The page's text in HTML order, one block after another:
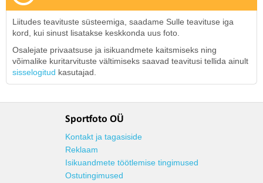
Liitudes teavituste süsteemiga, saadame Sulle teavituse iga
kord, kui sinust lisatakse keskkonda uus foto.
Osalejate privaatsuse ja isikuandmete kaitsmiseks ning
võimalike kuritarvituste vältimiseks saavad teavitusi tellida ainult
sisselogitud kasutajad.
Sportfoto OÜ
Kontakt ja tagasiside
Reklaam
Isikuandmete töötlemise tingimused
Ostutingimused